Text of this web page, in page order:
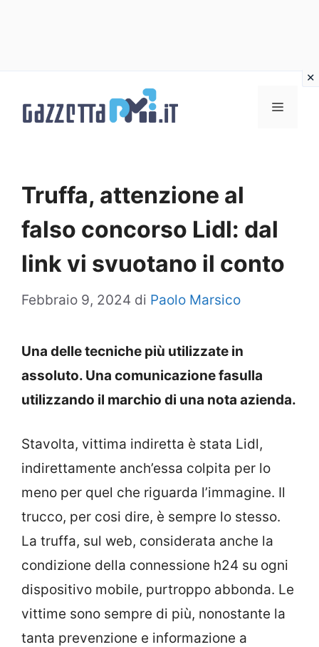
Menu
Truffa, attenzione al
falso concorso Lidl: dal
link vi svuotano il conto
Febbraio 9, 2024 di Paolo Marsico
Una delle tecniche più utilizzate in
assoluto. Una comunicazione fasulla
utilizzando il marchio di una nota azienda.
Stavolta, vittima indiretta è stata Lidl,
indirettamente anch’essa colpita per lo
meno per quel che riguarda l’immagine. Il
trucco, per cosi dire, è sempre lo stesso.
La truffa, sul web, considerata anche la
condizione della connessione h24 su ogni
dispositivo mobile, purtroppo abbonda. Le
vittime sono sempre di più, nonostante la
tanta prevenzione e informazione a